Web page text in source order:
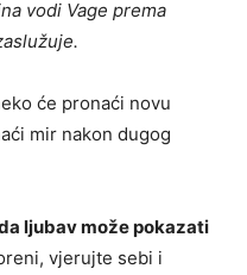
vodi Vage prema
će pronaći novu
mir nakon dugog
ljubav može pokazati
vjerujte sebi i